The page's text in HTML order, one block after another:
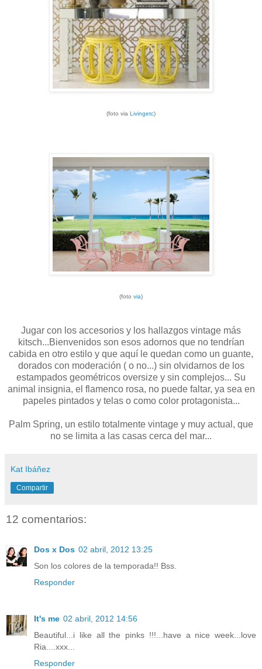
(foto via Livingetc)
(foto via)
Jugar con los accesorios y los hallazgos vintage más
kitsch...Bienvenidos son esos adornos que no tendrían
cabida en otro estilo y que aquí le quedan como un guante,
dorados con moderación ( o no...) sin olvidarnos de los
estampados geométricos oversize y sin complejos... Su
animal insignia, el flamenco rosa, no puede faltar, ya sea en
papeles pintados y telas o como color protagonista...
Palm Spring, un estilo totalmente vintage y muy actual, que
no se limita a las casas cerca del mar...
Kat Ibáñez
Compartir
12 comentarios:
Dos x Dos 02 abril, 2012 13:25
Son los colores de la temporada!! Bss.
Responder
It's me 02 abril, 2012 14:56
Beautiful...i like all the pinks !!!...have a nice week...love
Ria....xxx...
Responder